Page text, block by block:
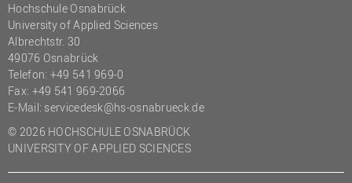
Hochschule Osnabrück
University of Applied Sciences
Albrechtstr. 30
49076 Osnabrück
Telefon: +49 541 969-0
Fax: +49 541 969-2066
E-Mail: servicedesk@hs-osnabrueck.de
© 2026 HOCHSCHULE OSNABRÜCK
UNIVERSITY OF APPLIED SCIENCES